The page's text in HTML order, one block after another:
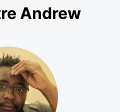
Andrew